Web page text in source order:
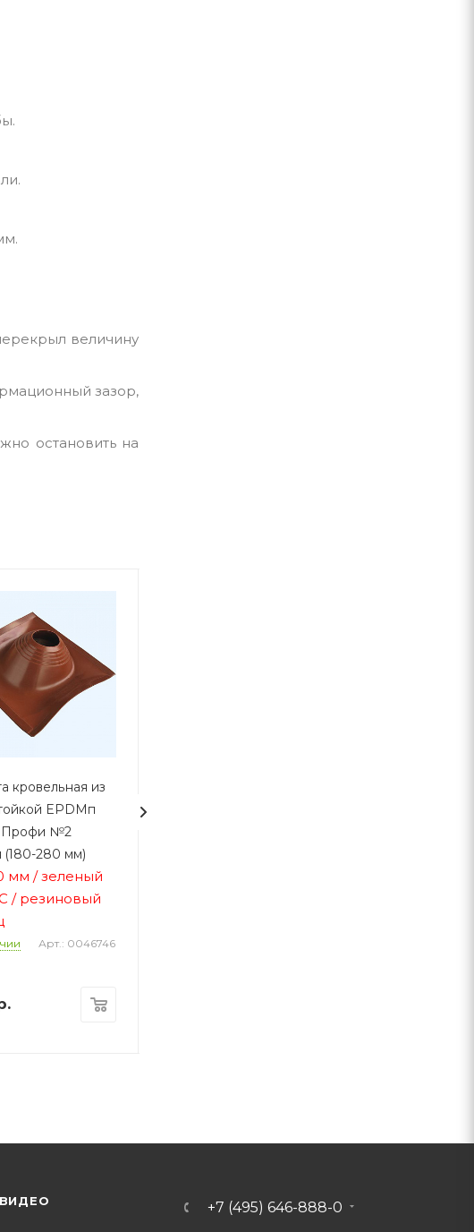
величину
зазор,
остановить на
кровельная из
EPDMп
Профи №2
(180-280 мм)
мм / зеленый
/ резиновый
Арт.: 0046746
ВИДЕО +7 (495) 646-888-0